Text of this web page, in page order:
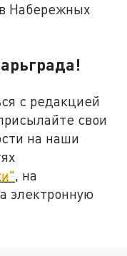
Набережных
с редакцией
свои
на наши
, на
электронную